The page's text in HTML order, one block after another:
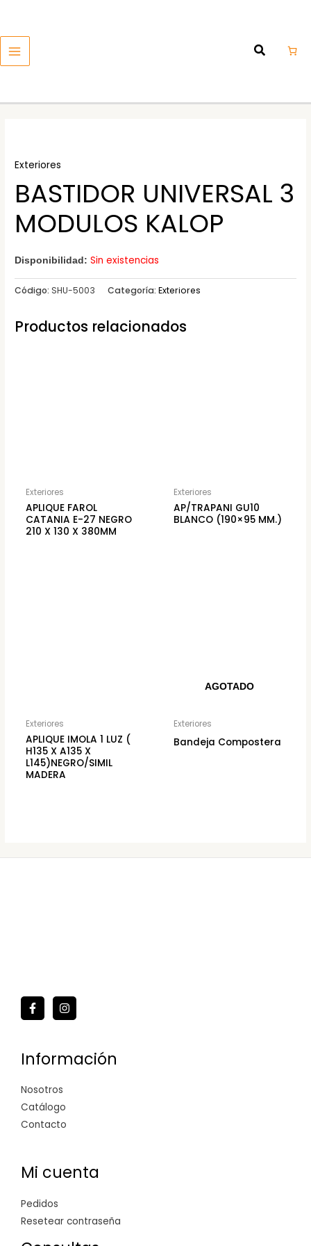
MENU
Exteriores
BASTIDOR UNIVERSAL 3
MODULOS KALOP
Disponibilidad: Sin existencias
Código:SHU-5003 Categoría:Exteriores
Productos relacionados
Exteriores
APLIQUE FAROL
CATANIA E-27 NEGRO
210 X 130 X 380MM
Exteriores
AP/TRAPANI GU10
BLANCO (190×95 MM.)
Exteriores
APLIQUE IMOLA 1 LUZ (
H135 X A135 X
L145)NEGRO/SIMIL
MADERA
AGOTADO
Exteriores
Bandeja Compostera
Información
Nosotros
Catálogo
Contacto
Mi cuenta
Pedidos
Resetear contraseña